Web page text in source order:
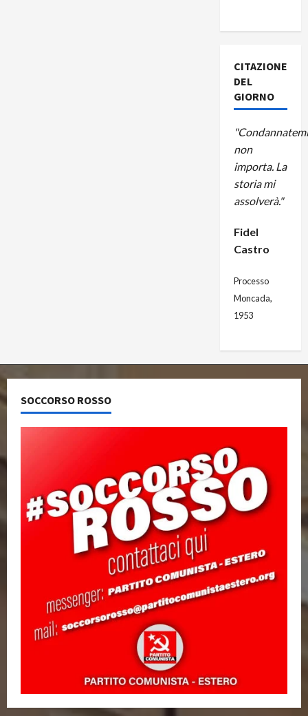
CITAZIONE
DEL
GIORNO
non
importa. La
storia mi
assolverà."
Fidel
Castro
Processo
Moncada,
1953
SOCCORSO ROSSO